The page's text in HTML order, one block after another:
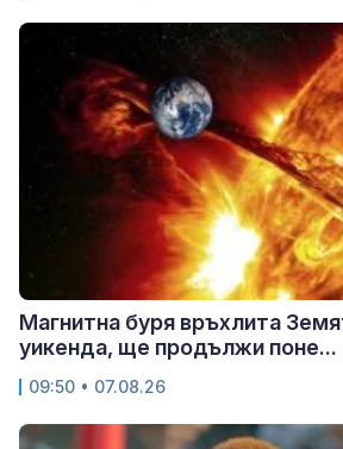
Магнитна буря връхлита
уикенда, ще продължи поне...
09:50 • 07.08.26